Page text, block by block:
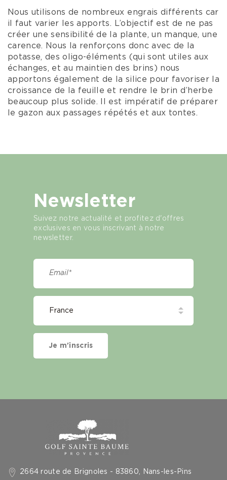
Nous utilisons de nombreux engrais différents car
il faut varier les apports. L’objectif est de ne pas
créer une sensibilité de la plante, un manque, une
carence. Nous la renforçons donc avec de la
potasse, des oligo-éléments (qui sont utiles aux
échanges, et au maintien des brins) nous
apportons également de la silice pour favoriser la
croissance de la feuille et rendre le brin d’herbe
beaucoup plus solide. Il est impératif de préparer
le gazon aux passages répétés et aux tontes.
2664 route de Brignoles - 83860, Nans-les-Pins
Newsletter
Suivez notre actualité et profitez d'offres
exclusives en vous inscrivant à notre
newsletter.
Je m'inscris